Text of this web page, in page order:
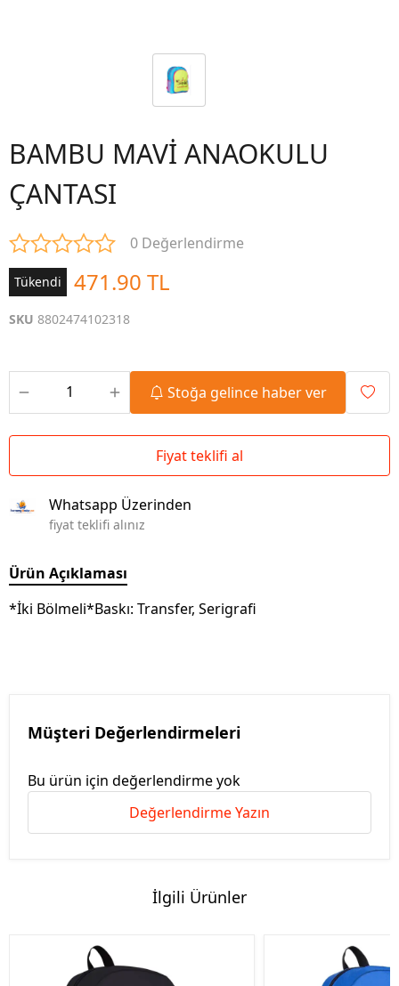
BAMBU MAVİ ANAOKULU
ÇANTASI
0 Değerlendirme
Tükendi 471.90 TL
SKU 8802474102318
Stoğa gelince haber ver
Fiyat teklifi al
Whatsapp Üzerinden
fiyat teklifi alınız
Ürün Açıklaması
*İki Bölmeli*Baskı: Transfer, Serigrafi
Müşteri Değerlendirmeleri
Bu ürün için değerlendirme yok
Değerlendirme Yazın
İlgili Ürünler